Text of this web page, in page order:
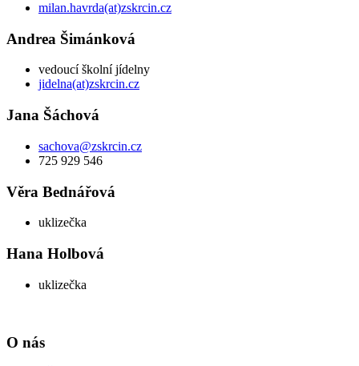
milan.havrda(at)zskrcin.cz
Andrea Šimánková
vedoucí školní jídelny
jidelna(at)zskrcin.cz
Jana Šáchová
sachova@zskrcin.cz
725 929 546
Věra Bednářová
uklizečka
Hana Holbová
uklizečka
O nás